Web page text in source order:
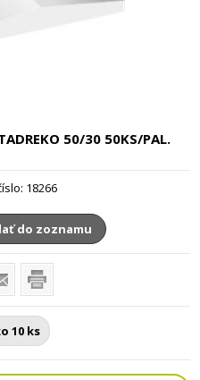
50/30 50KS/PAL.
18266
do zoznamu
10 ks